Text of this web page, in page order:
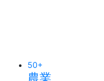
50+
農業